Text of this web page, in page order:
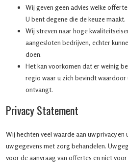
Wij geven geen advies welke
U bent degene die de keuze maakt.
Wij streven naar hoge
aangesloten bedrijven, echter
doen.
Het kan voorkomen dat er weinig
regio waar u zich bevindt
ontvangt.
Privacy Statement
Wij hechten veel waarde aan uw privacy
uw gegevens met zorg behandelen. Uw
voor de aanvraag van offertes en niet